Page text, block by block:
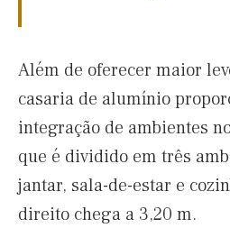
Além de oferecer maior
casaria de alumínio
integração de ambientes
que é dividido em três
jantar, sala-de-estar e
direito chega a 3,20 m.